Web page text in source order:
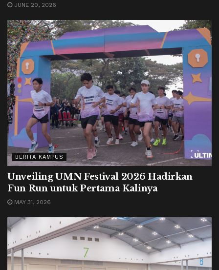
JUNE 20, 2026
BERITA KAMPUS
Unveiling UMN Festival 2026 Hadirkan
Fun Run untuk Pertama Kalinya
MAY 31, 2026